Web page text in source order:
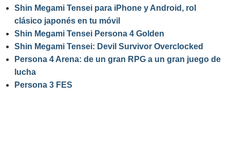
Shin Megami Tensei para iPhone y Android, rol
clásico japonés en tu móvil
Shin Megami Tensei Persona 4 Golden
Shin Megami Tensei: Devil Survivor Overclocked
Persona 4 Arena: de un gran RPG a un gran juego de
lucha
Persona 3 FES